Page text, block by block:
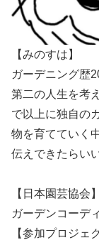
【みのすは】
ガーデニング歴
第二の人生を考
で以上に独自の
物を育てていく
伝えできたらい
【日本園芸協会】
ガーデンコーデ
【参加プロジェ